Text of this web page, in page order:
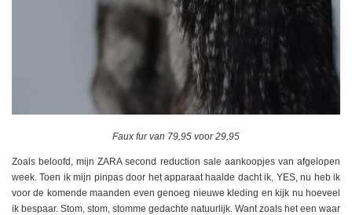
Faux fur van 79,95 voor 29,95
Zoals beloofd, mijn ZARA second reduction sale aankoopjes van afgelopen
week. Toen ik mijn pinpas door het apparaat haalde dacht ik, YES, nu heb ik
voor de komende maanden even genoeg nieuwe kleding en kijk nu hoeveel
ik bespaar. Stom, stom, stomme gedachte natuurlijk. Want zoals het een waar